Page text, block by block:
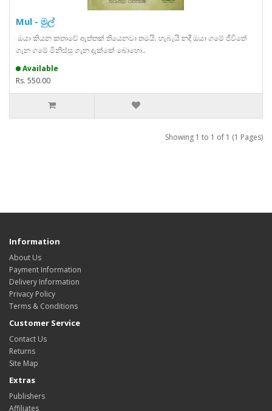
Mul - මුල්
ඔයා කියන කතාවේ ඇත්තක් තියෙනවා තමයි. හැබැයි නදී ඔයා ගමේ ජීවිතේ
ගැන ගමේ මිනිස්සු ගැන දැක්කේ බොහො..
Available
Rs. 550.00
Showing 1 to 1 of 1 (1 Pages)
Information
About Us
Payment Information
Delivery Information
Privacy Policy
Terms & Conditions
Customer Service
Contact Us
Returns
Site Map
Extras
Publishers
Affiliates